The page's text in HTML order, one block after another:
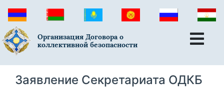
Организация Договора о
коллективной безопасности
Заявление Секретариата ОДКБ